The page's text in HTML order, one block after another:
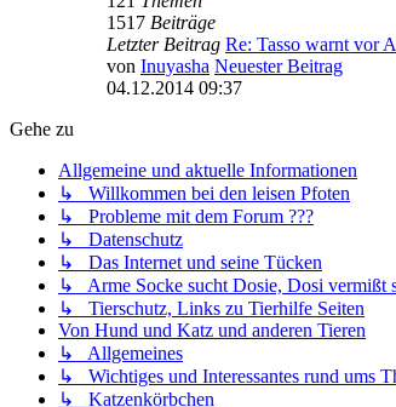
1517 Beiträge
Letzter Beitrag Re: Tasso warnt vor
von Inuyasha Neuester Beitrag
04.12.2014 09:37
Gehe zu
Allgemeine und aktuelle Informationen
↳ Willkommen bei den leisen Pfoten
↳ Probleme mit dem Forum ???
↳ Datenschutz
↳ Das Internet und seine Tücken
↳ Arme Socke sucht Dosie, Dosi vermißt
↳ Tierschutz, Links zu Tierhilfe Seiten
Von Hund und Katz und anderen Tieren
↳ Allgemeines
↳ Wichtiges und Interessantes rund ums
↳ Katzenkörbchen